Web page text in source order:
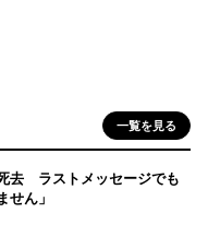
一覧を見る
去 ラストメッセージでも
ん」